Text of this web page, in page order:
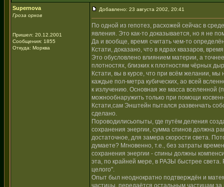
Supernova
Гроза орков
Пришел: 20.12.2001
Сообщения: 1855
Откуда: Морква
Добавлено: 23 августа 2002, 20:41
По одной из гепотез, расхожей сейчас в
явления. Это как-то доказывается, но я не
Да и вообще, время считать чем-то
Кстати, доказано, что в ядрах квазаров,
Это обусловлено влиянием материи, а
плотностях, близких к плотностям чёрных
Кстати, вы в курсе, что при всём желании,
каждые пол-метра кубических, ао всей
к излучению. Основная же масса вселенной
можнообнаружить только при помощи
Кстати,сам Энштейн пытался развенчать
сделано.
Пороводилисьопыты, где путём деления
сохранения энергии, сумма спинов должна
достаточное, для замера скорости света.
думаете? Мгновенно, т.е., без затраты
сохранения энергии - спины должны
эта, по крайней мере, в РАЗЫ быстрее света.
целого".
Опыт был неоднократно подтверждён и
частицы, передаётся остальным частицам